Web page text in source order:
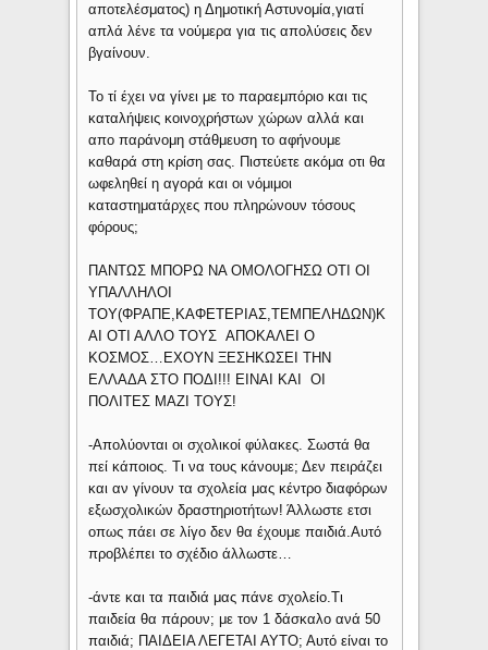
αποτελέσματος) η Δημοτική Αστυνομία,γιατί
απλά λένε τα νούμερα για τις απολύσεις δεν
βγαίνουν.
Το τί έχει να γίνει με το παραεμπόριο και τις
καταλήψεις κοινοχρήστων χώρων αλλά και
απο παράνομη στάθμευση το αφήνουμε
καθαρά στη κρίση σας. Πιστεύετε ακόμα οτι θα
ωφεληθεί η αγορά και οι νόμιμοι
καταστηματάρχες που πληρώνουν τόσους
φόρους;
ΠΑΝΤΩΣ ΜΠΟΡΩ ΝΑ ΟΜΟΛΟΓΗΣΩ ΟΤΙ ΟΙ
ΥΠΑΛΛΗΛΟΙ
ΤΟΥ(ΦΡΑΠΕ,ΚΑΦΕΤΕΡΙΑΣ,ΤΕΜΠΕΛΗΔΩΝ)Κ
ΑΙ ΟΤΙ ΑΛΛΟ ΤΟΥΣ ΑΠΟΚΑΛΕΙ Ο
ΚΟΣΜΟΣ…ΕΧΟΥΝ ΞΕΣΗΚΩΣΕΙ ΤΗΝ
ΕΛΛΑΔΑ ΣΤΟ ΠΟΔΙ!!! ΕΙΝΑΙ ΚΑΙ ΟΙ
ΠΟΛΙΤΕΣ ΜΑΖΙ ΤΟΥΣ!
-Απολύονται οι σχολικοί φύλακες. Σωστά θα
πεί κάποιος. Τι να τους κάνουμε; Δεν πειράζει
και αν γίνουν τα σχολεία μας κέντρο διαφόρων
εξωσχολικών δραστηριοτήτων! Άλλωστε ετσι
οπως πάει σε λίγο δεν θα έχουμε παιδιά.Αυτό
προβλέπει το σχέδιο άλλωστε…
-άντε και τα παιδιά μας πάνε σχολείο.Τι
παιδεία θα πάρουν; με τον 1 δάσκαλο ανά 50
παιδιά; ΠΑΙΔΕΙΑ ΛΕΓΕΤΑΙ ΑΥΤΟ; Αυτό είναι το